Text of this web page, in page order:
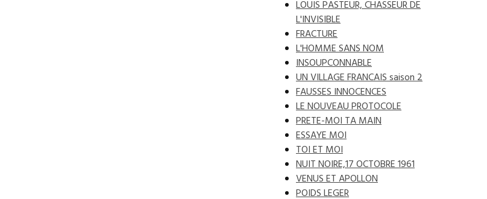
LOUIS PASTEUR, CHASSEUR DE
L'INVISIBLE
FRACTURE
L'HOMME SANS NOM
INSOUPCONNABLE
UN VILLAGE FRANCAIS saison 2
FAUSSES INNOCENCES
LE NOUVEAU PROTOCOLE
PRETE-MOI TA MAIN
ESSAYE MOI
TOI ET MOI
NUIT NOIRE,17 OCTOBRE 1961
VENUS ET APOLLON
POIDS LEGER